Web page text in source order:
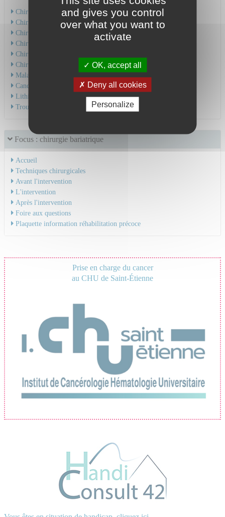
Chirurgie diverticulaire
Chirurgie hépatobiliaire
Chirurgie de l'estomac
Chirurgie de l'oesophage
Chirurgie pancréatique
Chirurgie pariétale
Maladies inflammatoires de l’intestin
Cancer colo-rectal
Lithiase vésiculaire
Troubles de la Statique Pelvienne
Focus : chirurgie bariatrique
Accueil
Techniques chirurgicales
Avant l'intervention
L'intervention
Après l'intervention
Foire aux questions
Plaquette information réhabilitation précoce
Prise en charge du cancer
au CHU de Saint-Étienne
and gives you control
over what you want to
activate
OK, accept all
Deny all cookies
Personalize